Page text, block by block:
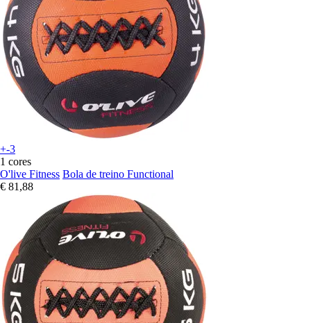
+-3
1 cores
O'live Fitness Bola de treino Functional
€ 81,88